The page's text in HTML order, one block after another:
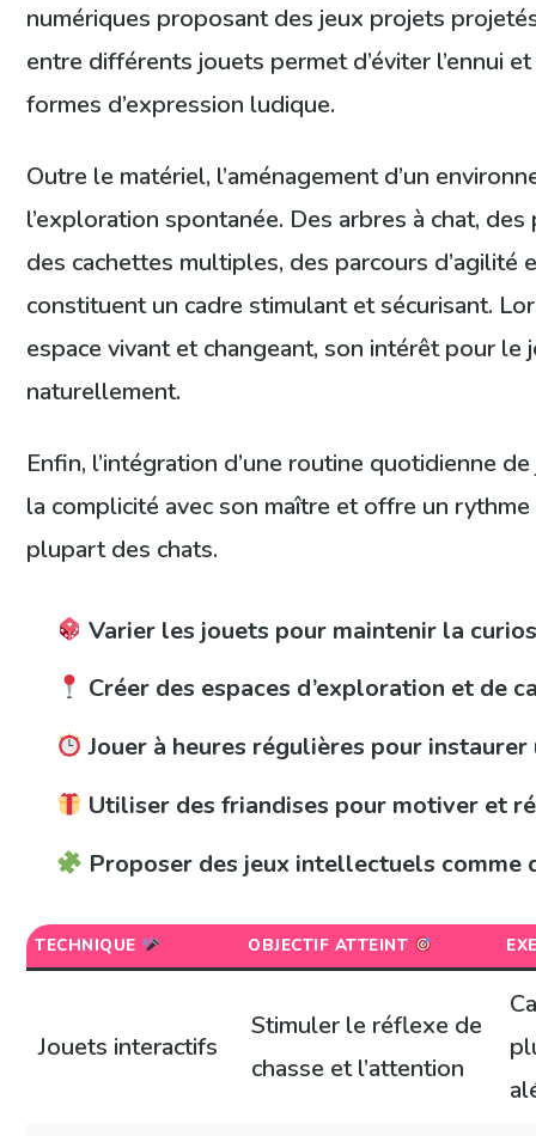
numériques proposant des jeux projets
entre différents jouets permet d’éviter l’ennui
formes d’expression ludique.
Outre le matériel, l’aménagement d’un
l’exploration spontanée. Des arbres à chat,
des cachettes multiples, des parcours d’agilité
constituent un cadre stimulant et sécurisant.
espace vivant et changeant, son intérêt pour le
naturellement.
Enfin, l’intégration d’une routine quotidienne
la complicité avec son maître et offre un
plupart des chats.
Varier les jouets pour maintenir la
Créer des espaces d’exploration et de
Jouer à heures régulières pour instaurer
Utiliser des friandises pour motiver et
Proposer des jeux intellectuels comme
TECHNIQUE OBJECTIF ATTEINT
Jouets interactifs
Stimuler le réflexe de
chasse et l’attention